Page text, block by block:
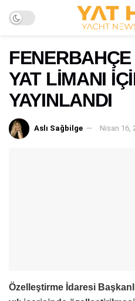
YAT LİMANI
YAYINLANDI
Aslı Sağbilge Nisan 16,
Özelleştirme İdaresi